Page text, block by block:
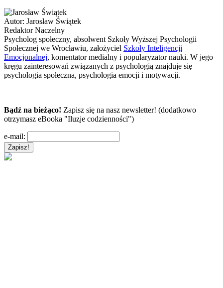
Autor: Jarosław Świątek
Redaktor Naczelny
Psycholog społeczny, absolwent Szkoły Wyższej Psychologii
Społecznej we Wrocławiu, założyciel Szkoły Inteligencji
Emocjonalnej, komentator medialny i popularyzator nauki. W jego
kręgu zainteresowań związanych z psychologią znajduje się
psychologia społeczna, psychologia emocji i motywacji.
Bądź na bieżąco! Zapisz się na nasz newsletter! (dodatkowo
otrzymasz eBooka "Iluzje codzienności")
e-mail: